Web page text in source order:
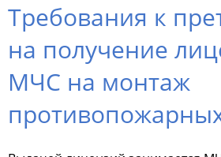
Требования к
на получение
МЧС на монтаж